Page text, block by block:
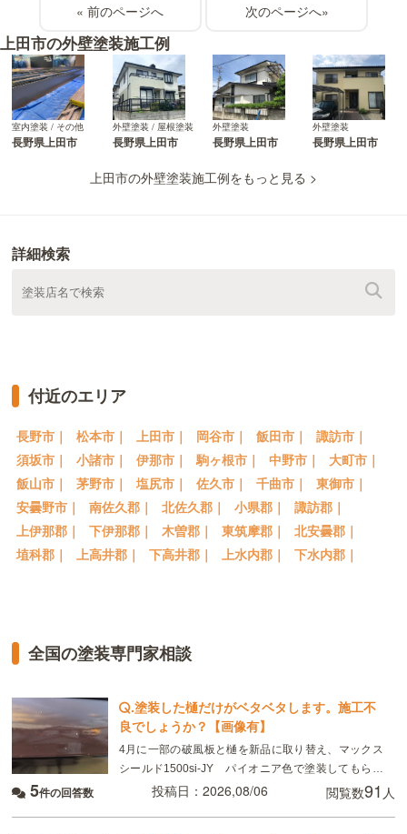
詳細検索
上田市の外壁塗装施工例
室内塗装 / その他
長野県上田市
外壁塗装 / 屋根塗装
長野県上田市
外壁塗装
長野県上田市
外壁塗装
長野県上田市
上田市の外壁塗装施工例をもっと見る >
« »
付近のエリア
長野市｜ 松本市｜ 上田市｜ 岡谷市｜ 飯田市｜
諏訪市｜
須坂市｜
小諸市｜ 伊那市｜ 駒ヶ根市｜ 中野市｜
大町市｜
飯山市｜
茅野市｜ 塩尻市｜ 佐久市｜ 千曲市｜
東御市｜
安曇野市｜
南佐久郡｜ 北佐久郡｜ 小県郡｜
諏訪郡｜
上伊那郡｜
下伊那郡｜ 木曽郡｜ 東筑摩郡｜
北安曇郡｜
埴科郡｜
上高井郡｜ 下高井郡｜ 上水内郡｜ 下水内郡｜
全国の塗装専門家相談
.塗装した樋だけがベタベタします。施工不
良でしょうか？【画像有】
4月に一部の破風板と樋を新品に取り替え、マックス
シールド1500si-JY パイオニア色で塗装してもらい
ました。 8月現在、樋がベタベタして小さい虫が張り
5件の回答数 投稿日：2026,08/06 閲覧数91 人